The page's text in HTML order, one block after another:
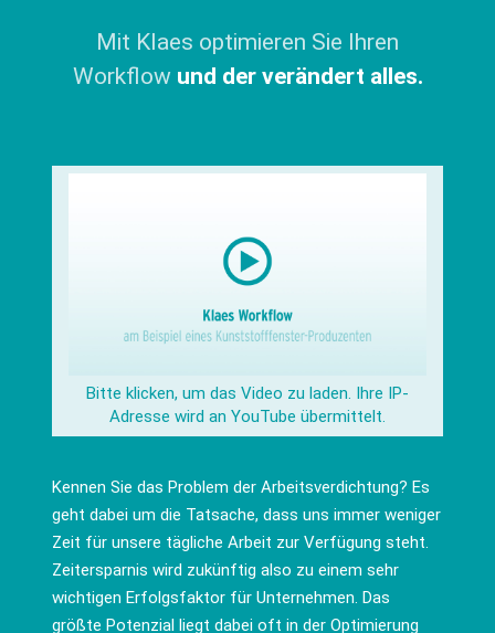
Mit Klaes optimieren Sie Ihren
Workflow und der verändert alles.
Bitte klicken, um das Video zu laden. Ihre IP-
Adresse wird an YouTube übermittelt.
Kennen Sie das Problem der Arbeitsverdichtung? Es
geht dabei um die Tatsache, dass uns immer weniger
Zeit für unsere tägliche Arbeit zur Verfügung steht.
Zeitersparnis wird zukünftig also zu einem sehr
wichtigen Erfolgsfaktor für Unternehmen. Das
größte Potenzial liegt dabei oft in der Optimierung